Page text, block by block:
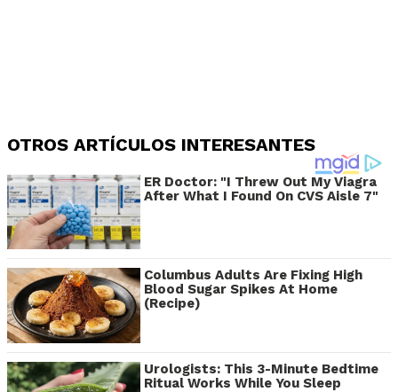
OTROS ARTÍCULOS INTERESANTES
ER Doctor: "I Threw Out My Viagra
After What I Found On CVS Aisle 7"
Columbus Adults Are Fixing High
Blood Sugar Spikes At Home
(Recipe)
Urologists: This 3-Minute Bedtime
Ritual Works While You Sleep